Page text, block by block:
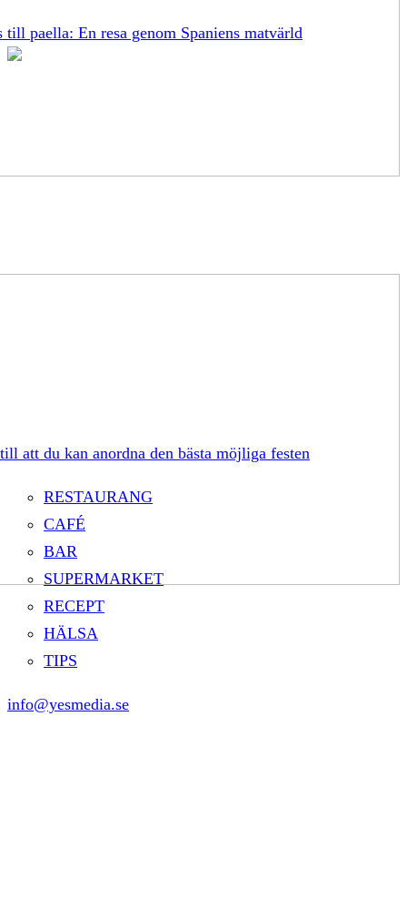
till paella: En resa genom Spaniens matvärld
att du kan anordna den bästa möjliga festen
RESTAURANG
CAFÉ
BAR
SUPERMARKET
RECEPT
HÄLSA
TIPS
info@yesmedia.se